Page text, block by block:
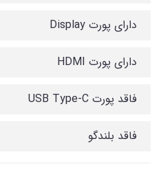
دارای پورت Display
دارای پورت HDMI
فاقد پورت USB Type-C
فاقد بلندگو